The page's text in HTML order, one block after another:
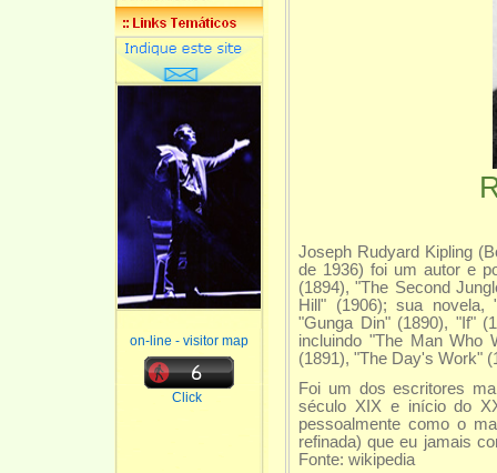
on-line - visitor map
Click
Joseph Rudyard Kipling
de 1936) foi um autor e
(1894), "The Second
Hill" (1906); sua novela,
"Gunga Din" (1890), "If"
incluindo "The Man Who
(1891), "The Day's Work"
Foi um dos escritores
século XIX e início do
pessoalmente como o
refinada) que eu jamais
Fonte: wikipedia